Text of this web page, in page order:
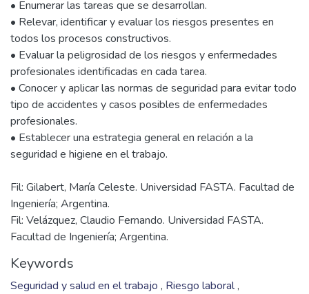
• Enumerar las tareas que se desarrollan.
• Relevar, identificar y evaluar los riesgos presentes en
todos los procesos constructivos.
• Evaluar la peligrosidad de los riesgos y enfermedades
profesionales identificadas en cada tarea.
• Conocer y aplicar las normas de seguridad para evitar todo
tipo de accidentes y casos posibles de enfermedades
profesionales.
• Establecer una estrategia general en relación a la
Fil: Gilabert, María Celeste. Universidad FASTA. Facultad de
Ingeniería; Argentina.
Fil: Velázquez, Claudio Fernando. Universidad FASTA.
Facultad de Ingeniería; Argentina.
Keywords
Seguridad y salud en el trabajo , Riesgo laboral,